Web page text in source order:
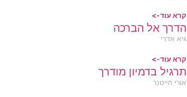
קרא עוד->
הדרך אל הברכה
גיא אדרי
קרא עוד->
תרגיל בדמיון מודרך
אורי הייטנר